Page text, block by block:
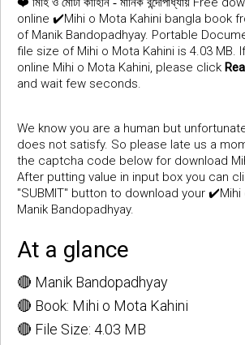
মিহি ও মোটা কাহিনি - মানিক বন্দোপাধ্যায়
online ✔️Mihi o Mota Kahini bangla book
of Manik Bandopadhyay. Portable
file size of Mihi o Mota Kahini is 4.03 MB.
online Mihi o Mota Kahini, please click
and wait few seconds.
We know you are a human but
does not satisfy. So please late us a
the captcha code below for download
After putting value in input box you can
"SUBMIT" button to download your ✔️Mihi
Manik Bandopadhyay.
At a glance
🔴 Manik Bandopadhyay
🔴 Book: Mihi o Mota Kahini
🔴 File Size: 4.03 MB